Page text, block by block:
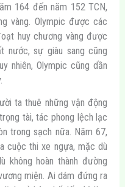
164 đến năm 152 TCN,
vàng. Olympic được các
huy chương vàng được
nước, sự giàu sang cũng
nhiên, Olympic cũng dần
ta thuê những vận động
tài, tác phong lệch lạc
trong sạch nữa. Năm 67,
cuộc thi xe ngựa, mặc dù
không hoàn thành đường
miện. Ai dám đứng ra